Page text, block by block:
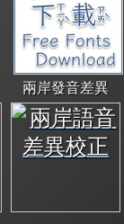
兩岸發音差異